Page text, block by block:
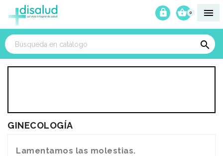

0



GINECOLOGÍA
Lamentamos las molestias.